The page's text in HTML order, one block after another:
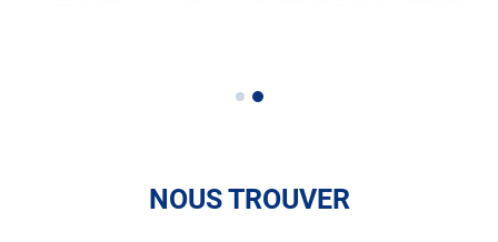
NOUS TROUVER